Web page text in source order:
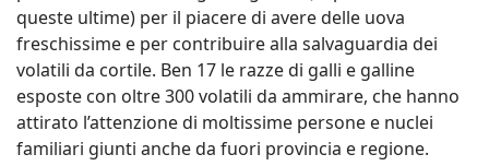
queste ultime) per il piacere di avere delle uova
freschissime e per contribuire alla salvaguardia dei
volatili da cortile. Ben 17 le razze di galli e galline
esposte con oltre 300 volatili da ammirare, che hanno
attirato l’attenzione di moltissime persone e nuclei
familiari giunti anche da fuori provincia e regione.